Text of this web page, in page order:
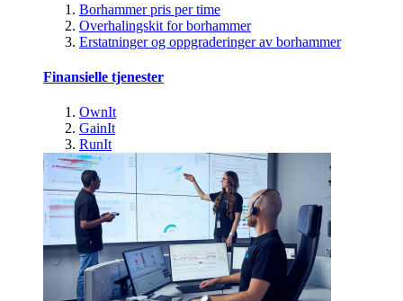
Borhammer pris per time
Overhalingskit for borhammer
Erstatninger og oppgraderinger av borhammer
Finansielle tjenester
OwnIt
GainIt
RunIt